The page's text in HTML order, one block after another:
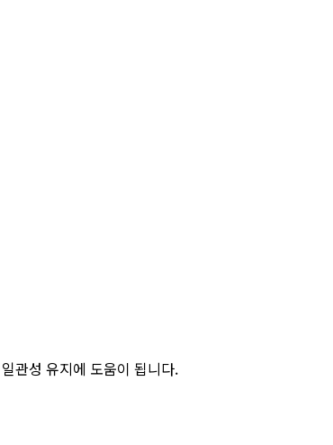
관성 유지에 도움이 됩니다.